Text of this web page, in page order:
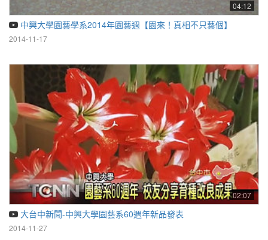
04:12
中興大學園藝學系2014年園藝週【園來！真相不只藝個】
2014-11-17
02:07
大台中新聞-中興大學園藝系60週年新品發表
2014-11-27